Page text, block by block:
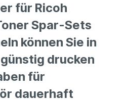
für Ricoh
Spar-Sets
können Sie in
drucken
für
dauerhaft